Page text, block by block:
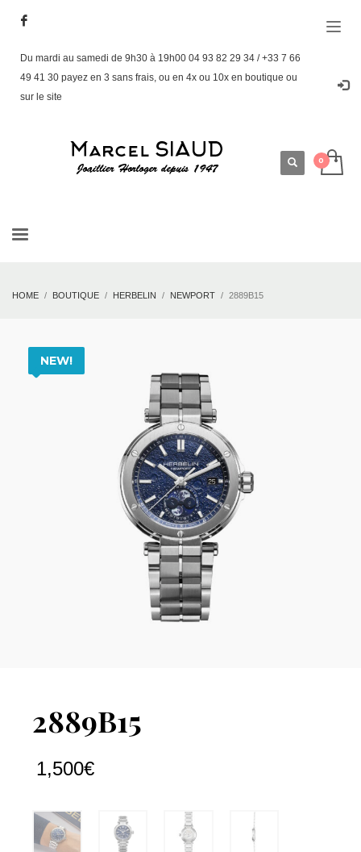
Du mardi au samedi de 9h30 à 19h00 04 93 82 29 34 / +33 7 66
49 41 30 payez en 3 sans frais, ou en 4x ou 10x en boutique ou
sur le site
HOME BOUTIQUE HERBELIN NEWPORT 2889B15
NEW!
2889B15
1,500€